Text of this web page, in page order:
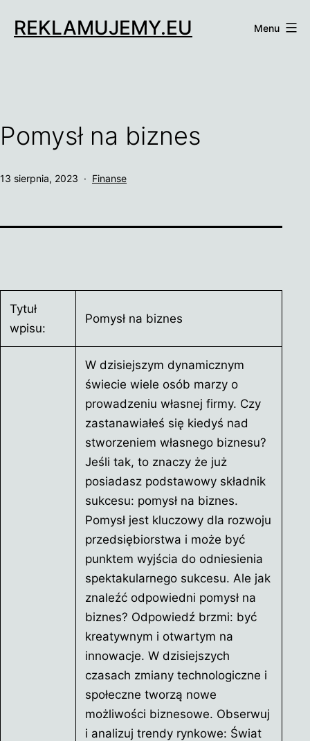
REKLAMUJEMY.EU Menu
Pomysł na biznes
Opublikowano
13 sierpnia, 2023
Umieszczono
Finanse
Tytuł
wpisu:
Pomysł na biznes
W dzisiejszym dynamicznym
świecie wiele osób marzy o
prowadzeniu własnej firmy. Czy
zastanawiałeś się kiedyś nad
stworzeniem własnego biznesu?
Jeśli tak, to znaczy że już
posiadasz podstawowy składnik
sukcesu: pomysł na biznes.
Pomysł jest kluczowy dla rozwoju
przedsiębiorstwa i może być
punktem wyjścia do odniesienia
spektakularnego sukcesu. Ale jak
znaleźć odpowiedni pomysł na
biznes? Odpowiedź brzmi: być
kreatywnym i otwartym na
innowacje. W dzisiejszych
czasach zmiany technologiczne i
społeczne tworzą nowe
możliwości biznesowe. Obserwuj
i analizuj trendy rynkowe: Świat